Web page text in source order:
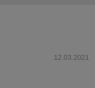
12.03.2021